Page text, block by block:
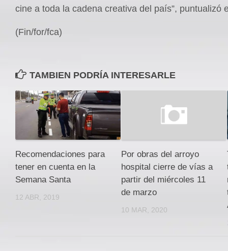
cine a toda la cadena creativa del país”, puntualizó
(Fin/for/fca)
TAMBIEN PODRÍA INTERESARLE
Recomendaciones para
tener en cuenta en la
Semana Santa
12 ABR, 2019
Por obras del arroyo
hospital cierre de vías a
partir del miércoles 11
de marzo
10 MAR, 2020